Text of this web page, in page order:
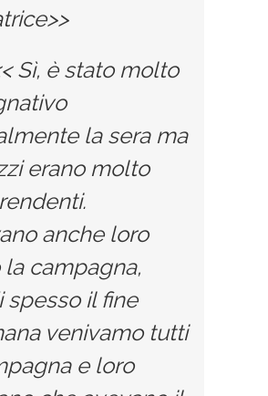
Sì, è stato molto
la sera ma
erano molto
anche loro
campagna,
spesso il fine
venivamo tutti
e loro